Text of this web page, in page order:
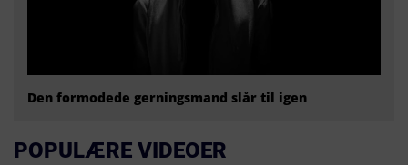
Den formodede gerningsmand slår til igen
POPULÆRE VIDEOER